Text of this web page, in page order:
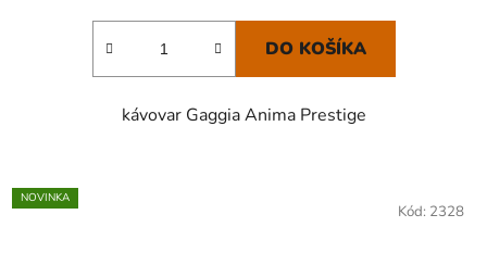
DO KOŠÍKA
kávovar Gaggia Anima Prestige
NOVINKA
Kód: 2328